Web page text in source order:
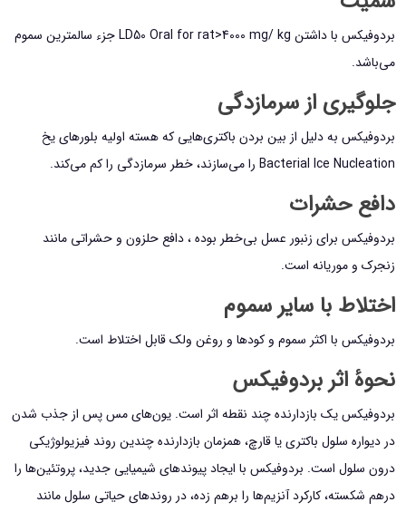
بردوفیکس با داشتن LD50 Oral for rat>4000 mg/ kg جزء سالمترین سموم
می‌باشد.
جلوگیری از سرمازدگی
بردوفیکس به دلیل از بین بردن باکتری‌هایی که هسته اولیه بلورهای یخ
Bacterial Ice Nucleation را می‌سازند، خطر سرمازدگی را کم می‌کند.
دافع حشرات
بردوفیکس برای زنبور عسل بی‌خطر بوده ، دافع حلزون و حشراتی مانند
زنجرک و موریانه است.
اختلاط با سایر سموم
بردوفیکس با اکثر سموم و کودها و روغن ولک قابل اختلاط است.
نحوهٔ اثر بردوفیکس
بردوفیکس یک بازدارنده چند نقطه اثر است. یون‌های مس پس از جذب شدن
در دیواره سلول باکتری یا قارچ، همزمان بازدارنده چندین روند فیزیولوژیکی
درون سلول است. بردوفیکس با ایجاد پیوندهای شیمیایی جدید، پروتئین‌ها را
درهم شکسته، کارکرد آنزیم‌ها را برهم زده، در روندهای حیاتی سلول مانند